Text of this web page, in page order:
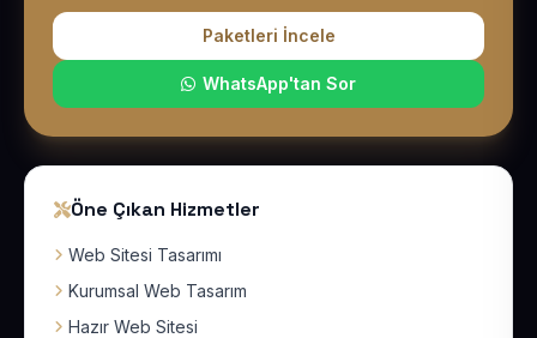
Paketleri İncele
WhatsApp'tan Sor
Öne Çıkan Hizmetler
Web Sitesi Tasarımı
Kurumsal Web Tasarım
Hazır Web Sitesi